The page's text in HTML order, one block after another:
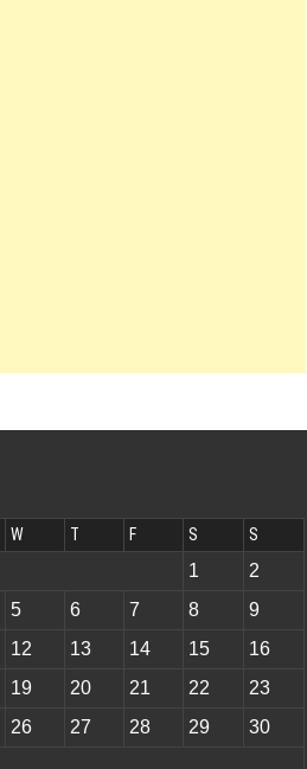
W T F S S
1
2
5 6 7 8
9
12 13 14 15
16
19 20 21 22
23
26 27 28 29
30